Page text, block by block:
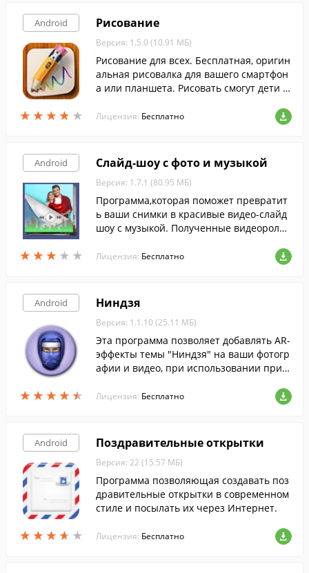
Android
★ ★ ★ ★ ★
★ ★ ★ ★ ★
Рисование
Версия: 1.5.0 (10.91 МБ)
Рисование для всех. Бесплатная, оригин
альная рисовалка для вашего смартфон
а или планшета. Рисовать смогут дети и
школьники и студенты.
Лицензия: Бесплатно
Android
★ ★ ★ ★ ★
★ ★ ★ ★ ★
Слайд-шоу с фото и музыкой
Версия: 1.7.1 (80.95 МБ)
Программа,которая поможет превратит
ь ваши снимки в красивые видео-слайд
шоу с музыкой. Полученные видеоролик
тправить друзьям.
Лицензия: Бесплатно
Android
★ ★ ★ ★ ★
★ ★ ★ ★ ★
Ниндзя
Версия: 1.1.10 (25.11 МБ)
Эта программа позволяет добавлять AR-
эффекты темы "Ниндзя" на ваши фотогр
афии и видео, при использовании прил
ia.
Лицензия: Бесплатно
Android
★ ★ ★ ★ ★
★ ★ ★ ★ ★
Поздравительные открытки
Версия: 22 (15.57 МБ)
Программа позволяющая создавать поз
дравительные открытки в современном
стиле и посылать их через Интернет.
Лицензия: Бесплатно